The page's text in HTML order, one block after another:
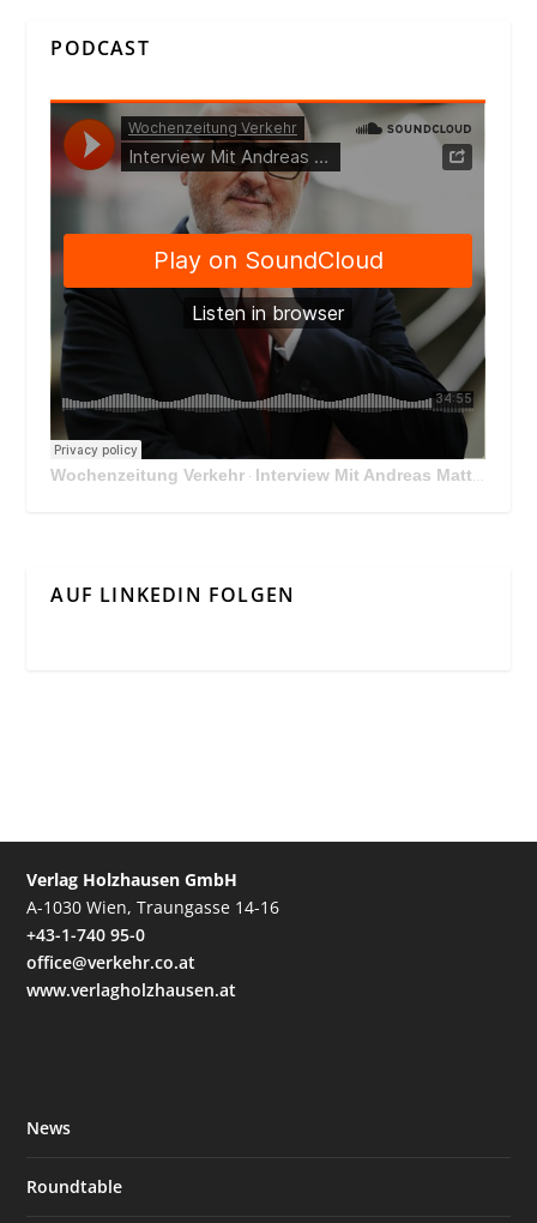
PODCAST
Wochenzeitung Verkehr · Interview Mit Andreas Matthä, CEO der ÖBB Holding
AUF LINKEDIN FOLGEN
Verlag Holzhausen GmbH
A-1030 Wien, Traungasse 14-16
+43-1-740 95-0
office@verkehr.co.at
www.verlagholzhausen.at
News
Roundtable